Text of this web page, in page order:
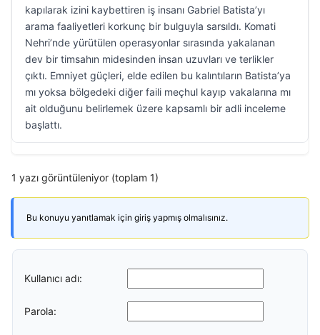
kapılarak izini kaybettiren iş insanı Gabriel Batista’yı
arama faaliyetleri korkunç bir bulguyla sarsıldı. Komati
Nehri’nde yürütülen operasyonlar sırasında yakalanan
dev bir timsahın midesinden insan uzuvları ve terlikler
çıktı. Emniyet güçleri, elde edilen bu kalıntıların Batista’ya
mı yoksa bölgedeki diğer faili meçhul kayıp vakalarına mı
ait olduğunu belirlemek üzere kapsamlı bir adli inceleme
başlattı.
1 yazı görüntüleniyor (toplam 1)
Bu konuyu yanıtlamak için giriş yapmış olmalısınız.
Kullanıcı adı:
Parola: